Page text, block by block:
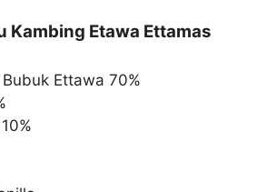
Kambing Etawa Ettamas
Ettawa 70%